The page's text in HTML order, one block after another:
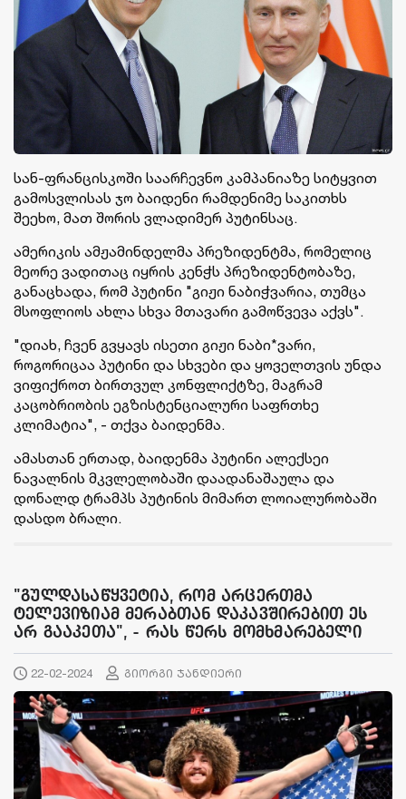
სან-ფრანცისკოში საარჩევნო კამპანიაზე სიტყვით
გამოსვლისას ჯო ბაიდენი რამდენიმე საკითხს
შეეხო, მათ შორის ვლადიმერ პუტინსაც.
ამერიკის ამჟამინდელმა პრეზიდენტმა, რომელიც
მეორე ვადითაც იყრის კენჭს პრეზიდენტობაზე,
განაცხადა, რომ პუტინი "გიჟი ნაბიჭვარია, თუმცა
მსოფლიოს ახლა სხვა მთავარი გამოწვევა აქვს".
"დიახ, ჩვენ გვყავს ისეთი გიჟი ნაბი*ვარი,
როგორიცაა პუტინი და სხვები და ყოველთვის უნდა
ვიფიქროთ ბირთვულ კონფლიქტზე, მაგრამ
კაცობრიობის ეგზისტენციალური საფრთხე
კლიმატია", - თქვა ბაიდენმა.
ამასთან ერთად, ბაიდენმა პუტინი ალექსეი
ნავალნის მკვლელობაში დაადანაშაულა და
დონალდ ტრამპს პუტინის მიმართ ლოიალურობაში
დასდო ბრალი.
"გულდასაწყვეტია, რომ არცერთმა
ტელევიზიამ მერაბთან დაკავშირებით ეს
არ გააკეთა", - რას წერს მომხმარებელი
22-02-2024 გიორგი ჯანდიერი